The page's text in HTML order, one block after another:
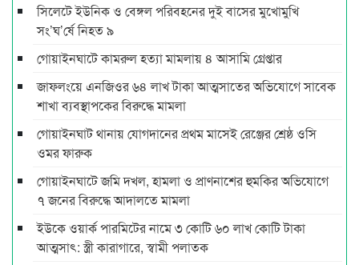
সিলেটে ইউনিক ও বেঙ্গল পরিবহনের দুই বাসের মুখোমুখি
সং’ঘ’র্ষে নিহত ৯
গোয়াইনঘাটে কামরুল হত্যা মামলায় ৪ আসামি গ্রেপ্তার
জাফলংয়ে এনজিওর ৬৪ লাখ টাকা আত্মসাতের অভিযোগে সাবেক
শাখা ব্যবস্থাপকের বিরুদ্ধে মামলা
গোয়াইনঘাট থানায় যোগদানের প্রথম মাসেই রেঞ্জের শ্রেষ্ঠ ওসি
ওমর ফারুক
গোয়াইনঘাটে জমি দখল, হামলা ও প্রাণনাশের হুমকির অভিযোগে
৭ জনের বিরুদ্ধে আদালতে মামলা
ইউকে ওয়ার্ক পারমিটের নামে ৩ কোটি ৬০ লাখ কোটি টাকা
আত্মসাৎ: স্ত্রী কারাগারে, স্বামী পলাতক